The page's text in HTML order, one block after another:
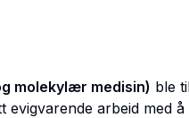
molekylær medisin) ble
evigvarende arbeid med